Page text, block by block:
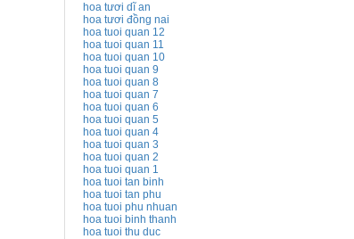
hoa tươi dĩ an
hoa tươi đồng nai
hoa tuoi quan 12
hoa tuoi quan 11
hoa tuoi quan 10
hoa tuoi quan 9
hoa tuoi quan 8
hoa tuoi quan 7
hoa tuoi quan 6
hoa tuoi quan 5
hoa tuoi quan 4
hoa tuoi quan 3
hoa tuoi quan 2
hoa tuoi quan 1
hoa tuoi tan binh
hoa tuoi tan phu
hoa tuoi phu nhuan
hoa tuoi binh thanh
hoa tuoi thu duc